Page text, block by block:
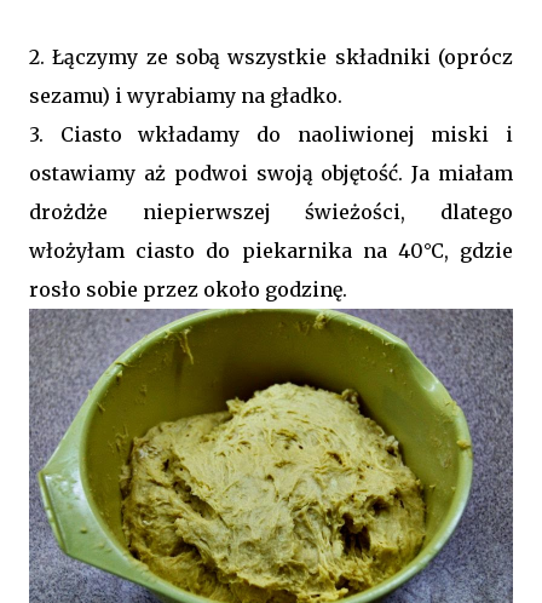
2. Łączymy ze sobą wszystkie składniki (oprócz
sezamu) i wyrabiamy na gładko.
3. Ciasto wkładamy do naoliwionej miski i
ostawiamy aż podwoi swoją objętość. Ja miałam
drożdże niepierwszej świeżości, dlatego
włożyłam ciasto do piekarnika na 40°C, gdzie
rosło sobie przez około godzinę.